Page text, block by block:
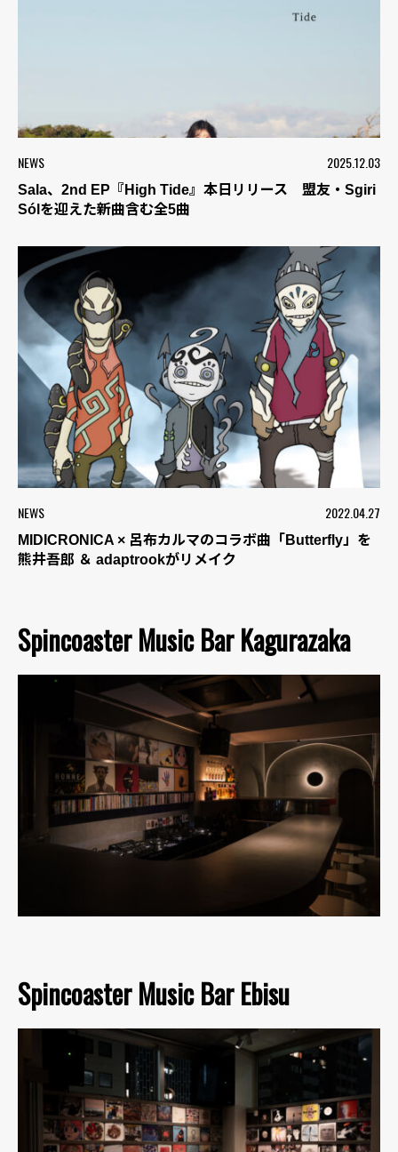
NEWS 2025.12.03
Sala、2nd EP『High Tide』本日リリース 盟友・Sgiri
Sólを迎えた新曲含む全5曲
NEWS 2022.04.27
MIDICRONICA × 呂布カルマのコラボ曲「Butterfly」を
熊井吾郎 ＆ adaptrookがリメイク
Spincoaster Music Bar Kagurazaka
Spincoaster Music Bar Ebisu